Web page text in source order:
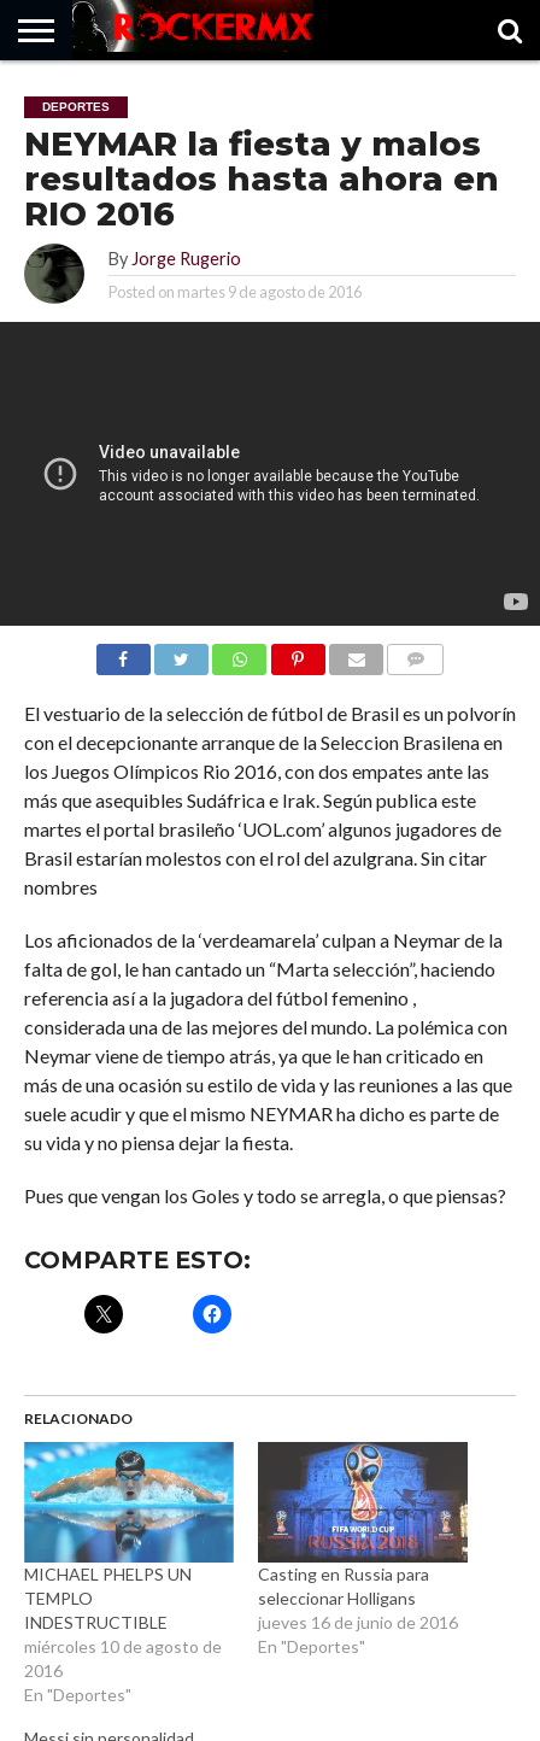
MUSICNEWS
FRAGMENTOS
ROCKERMX
BASEVARSOVIA
PUNTOROCK
DEPORTES
NEYMAR la fiesta y malos
resultados hasta ahora en
RIO 2016
By Jorge Rugerio
Posted on martes 9 de agosto de 2016
El vestuario de la selección de fútbol de Brasil es un polvorín
con el decepcionante arranque de la Seleccion Brasilena en
los Juegos Olímpicos Rio 2016, con dos empates ante las
más que asequibles Sudáfrica e Irak. Según publica este
martes el portal brasileño ‘UOL.com’ algunos jugadores de
Brasil estarían molestos con el rol del azulgrana. Sin citar
nombres
Los aficionados de la ‘verdeamarela’ culpan a Neymar de la
falta de gol, le han cantado un “Marta selección”, haciendo
referencia así a la jugadora del fútbol femenino ,
considerada una de las mejores del mundo. La polémica con
Neymar viene de tiempo atrás, ya que le han criticado en
más de una ocasión su estilo de vida y las reuniones a las que
suele acudir y que el mismo NEYMAR ha dicho es parte de
su vida y no piensa dejar la fiesta.
Pues que vengan los Goles y todo se arregla, o que piensas?
COMPARTE ESTO:
RELACIONADO
MICHAEL PHELPS UN
TEMPLO
INDESTRUCTIBLE
miércoles 10 de agosto de
2016
En "Deportes"
Casting en Russia para
seleccionar Holligans
jueves 16 de junio de 2016
En "Deportes"